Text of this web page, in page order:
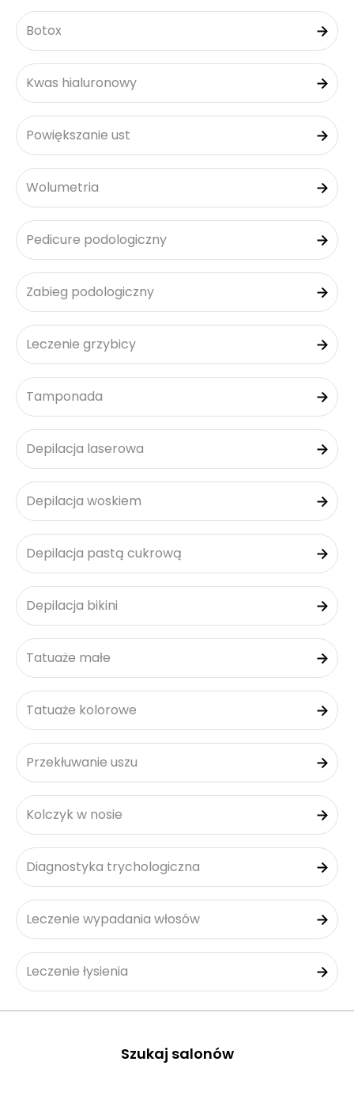
Botox
Kwas hialuronowy
Powiększanie ust
Wolumetria
Pedicure podologiczny
Zabieg podologiczny
Leczenie grzybicy
Tamponada
Depilacja laserowa
Depilacja woskiem
Depilacja pastą cukrową
Depilacja bikini
Tatuaże małe
Tatuaże kolorowe
Przekłuwanie uszu
Kolczyk w nosie
Diagnostyka trychologiczna
Leczenie wypadania włosów
Leczenie łysienia
Szukaj salonów